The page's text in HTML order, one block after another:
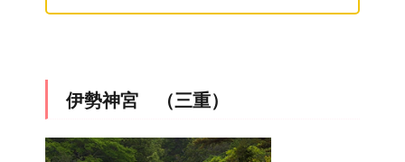
伊勢神宮 （三重）